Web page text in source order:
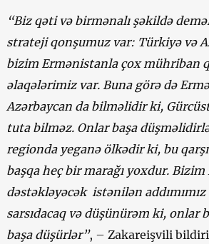
“Biz qəti və birmənalı şəkildə
strateji qonşumuz var: Türkiyə və
bizim Ermənistanla çox mühriban
əlaqələrimiz var. Buna görə də
Azərbaycan da bilməlidir ki,
tuta bilməz. Onlar başa
regionda yeganə ölkədir ki, bu
başqa heç bir marağı yoxdur.
dəstəkləyəcək istənilən
sarsıdacaq və düşünürəm ki, onlar
başa düşürlər”, – Zakareişvili